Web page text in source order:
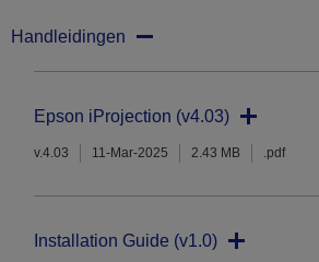
Handleidingen
Epson iProjection (v4.03)
v.4.03 11-Mar-2025 2.43 MB .pdf
Installation Guide (v1.0)